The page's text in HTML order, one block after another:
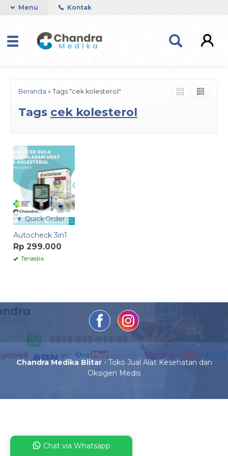
Menu Kontak
Beranda » Tags "cek kolesterol"
Tags cek kolesterol
Quick Order
Autocheck 3in1
Rp 299.000
Tersedia
Chandra Medika Blitar- Toko Jual Alat Kesehatan dan
Oksigen Medis
Chat via Whatsapp